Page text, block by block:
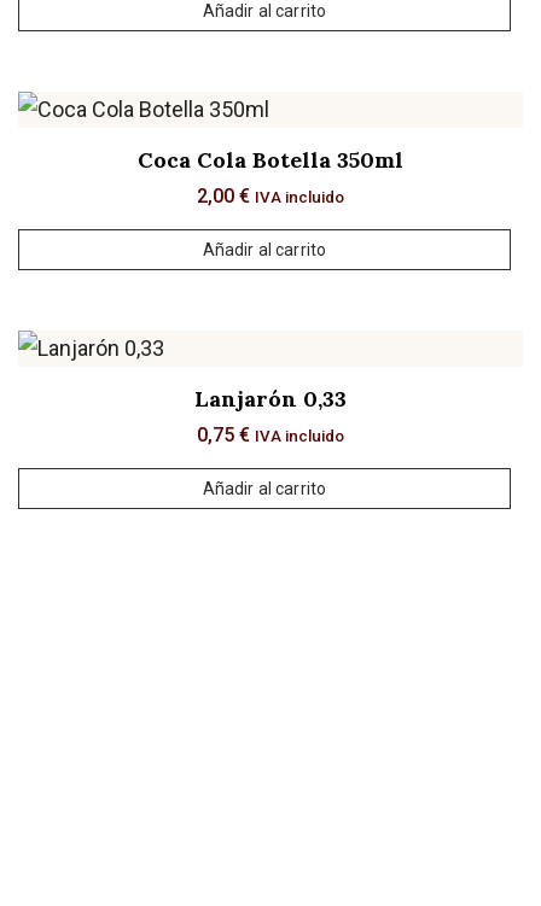
Añadir al carrito
Coca Cola Botella 350ml
2,00 € IVA incluido
Añadir al carrito
Lanjarón 0,33
0,75 € IVA incluido
Añadir al carrito